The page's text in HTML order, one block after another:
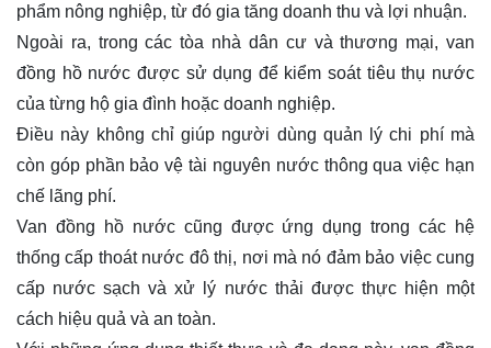
phẩm nông nghiệp, từ đó gia tăng doanh thu và lợi nhuận.
Ngoài ra, trong các tòa nhà dân cư và thương mại, van
đồng hồ nước được sử dụng để kiểm soát tiêu thụ nước
của từng hộ gia đình hoặc doanh nghiệp.
Điều này không chỉ giúp người dùng quản lý chi phí mà
còn góp phần bảo vệ tài nguyên nước thông qua việc hạn
chế lãng phí.
Van đồng hồ nước cũng được ứng dụng trong các hệ
thống cấp thoát nước đô thị, nơi mà nó đảm bảo việc cung
cấp nước sạch và xử lý nước thải được thực hiện một
cách hiệu quả và an toàn.